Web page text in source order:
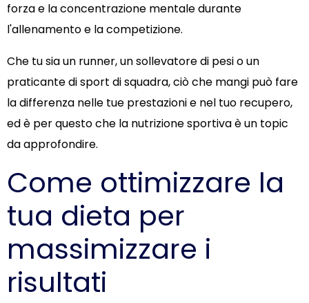
forza e la concentrazione mentale durante
l'allenamento e la competizione.
Che tu sia un runner, un sollevatore di pesi o un
praticante di sport di squadra, ciò che mangi può fare
la differenza nelle tue prestazioni e nel tuo recupero,
ed è per questo che la nutrizione sportiva è un topic
da approfondire.
Come ottimizzare la
tua dieta per
massimizzare i
risultati